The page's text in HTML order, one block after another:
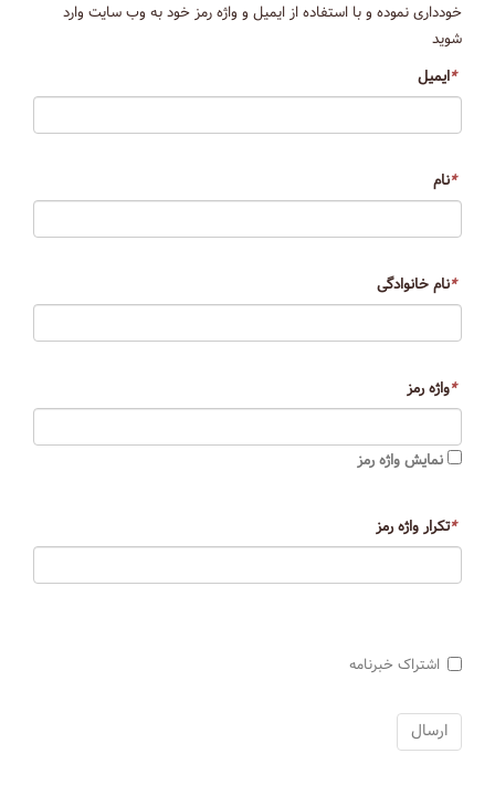
خودداری نموده و با استفاده از ایمیل و واژه رمز خود به وب سایت وارد
شوید
*ایمیل
*نام
*نام خانوادگی
*واژه رمز
نمایش واژه رمز
*تکرار واژه رمز
اشتراک خبرنامه